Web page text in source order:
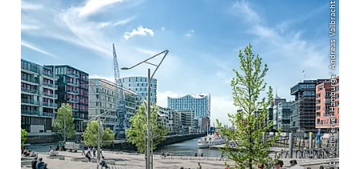
© Mediaserver Hamburg / Andreas Vallbracht